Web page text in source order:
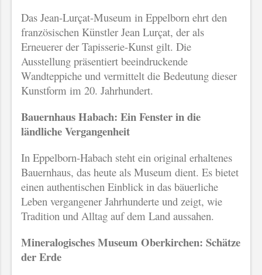
Das Jean-Lurçat-Museum in Eppelborn ehrt den
französischen Künstler Jean Lurçat, der als
Erneuerer der Tapisserie-Kunst gilt. Die
Ausstellung präsentiert beeindruckende
Wandteppiche und vermittelt die Bedeutung dieser
Kunstform im 20. Jahrhundert.
Bauernhaus Habach: Ein Fenster in die
ländliche Vergangenheit
In Eppelborn-Habach steht ein original erhaltenes
Bauernhaus, das heute als Museum dient. Es bietet
einen authentischen Einblick in das bäuerliche
Leben vergangener Jahrhunderte und zeigt, wie
Tradition und Alltag auf dem Land aussahen.
Mineralogisches Museum Oberkirchen: Schätze
der Erde